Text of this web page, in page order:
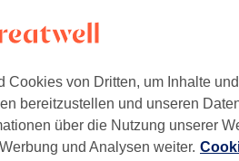
von Dritten, um Inhalte
bereitzustellen und unseren
über die Nutzung unserer
und Analysen weiter.